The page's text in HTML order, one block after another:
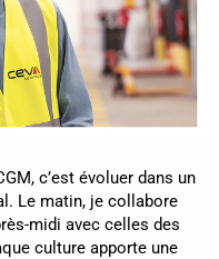
c’est évoluer dans un
Le matin, je collabore
midi avec celles des
culture apporte une